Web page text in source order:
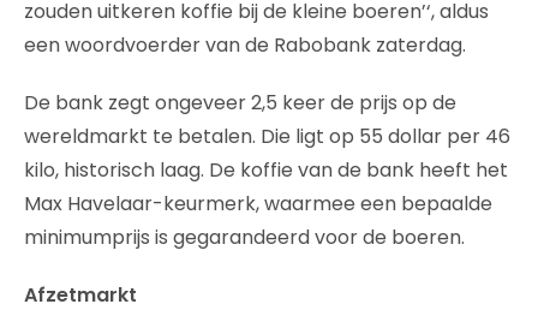
zouden uitkeren koffie bij de kleine boeren’‘, aldus
een woordvoerder van de Rabobank zaterdag.
De bank zegt ongeveer 2,5 keer de prijs op de
wereldmarkt te betalen. Die ligt op 55 dollar per 46
kilo, historisch laag. De koffie van de bank heeft het
Max Havelaar-keurmerk, waarmee een bepaalde
minimumprijs is gegarandeerd voor de boeren.
Afzetmarkt